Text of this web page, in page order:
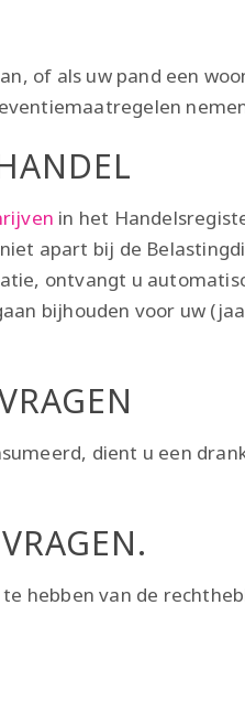
of als uw pand een
in het
apart bij de
ontvangt u
bijhouden voor uw
dient u een
hebben van de